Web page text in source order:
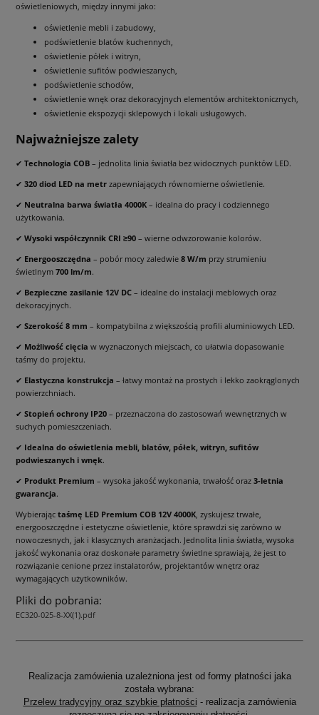
oświetleniowych, między innymi jako:
oświetlenie mebli i zabudowy,
podświetlenie blatów kuchennych,
oświetlenie półek i witryn,
oświetlenie sufitów podwieszanych,
podświetlenie schodów,
oświetlenie wnęk oraz dekoracyjnych elementów architektonicznych,
oświetlenie ekspozycji sklepowych i lokali usługowych.
Najważniejsze zalety
✔ Technologia COB – jednolita linia światła bez widocznych punktów LED.
✔ 320 diod LED na metr zapewniających równomierne oświetlenie.
✔ Neutralna barwa światła 4000K – idealna do pracy i codziennego
użytkowania.
✔ Wysoki współczynnik CRI ≥90 – wierne odwzorowanie kolorów.
✔ Energooszczędna – pobór mocy zaledwie 8 W/m przy strumieniu
świetlnym 700 lm/m.
✔ Bezpieczne zasilanie 12V DC – idealne do instalacji meblowych oraz
dekoracyjnych.
✔ Szerokość 8 mm – kompatybilna z większością profili aluminiowych LED.
✔ Możliwość cięcia w wyznaczonych miejscach, co ułatwia dopasowanie
taśmy do projektu.
✔ Elastyczna konstrukcja – łatwy montaż na prostych i lekko zaokrąglonych
powierzchniach.
✔ Stopień ochrony IP20 – przeznaczona do zastosowań wewnętrznych w
suchych pomieszczeniach.
✔ Idealna do oświetlenia mebli, blatów, półek, witryn, sufitów
podwieszanych i wnęk.
✔ Produkt Premium – wysoka jakość wykonania, trwałość oraz 3-letnia
gwarancja.
Wybierając taśmę LED Premium COB 12V 4000K , zyskujesz trwałe,
energooszczędne i estetyczne oświetlenie, które sprawdzi się zarówno w
nowoczesnych, jak i klasycznych aranżacjach. Jednolita linia światła, wysoka
jakość wykonania oraz doskonałe parametry świetlne sprawiają, że jest to
rozwiązanie cenione przez instalatorów, projektantów wnętrz oraz
wymagających użytkowników.
Pliki do pobrania:
EC320-025-8-XX(1).pdf
Realizacja zamówienia uzależniona jest od formy płatności jaka
została wybrana:
Przelew tradycyjny oraz szybkie płatności - realizacja zamówienia